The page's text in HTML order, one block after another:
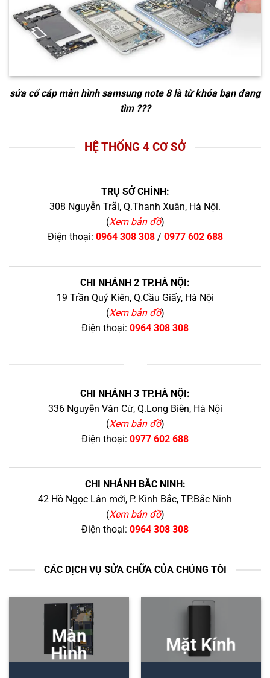
sửa cổ cáp màn hình samsung note 8là từ khóa bạn đang
tìm ???
HỆ THỐNG 4 CƠ SỞ
TRỤ SỞ CHÍNH:
308 Nguyễn Trãi, Q.Thanh Xuân, Hà Nội.
(Xem bản đồ)
Điện thoại: 0964 308 308/ 0977 602 688
CHI NHÁNH 2 TP.HÀ NỘI:
19 Trần Quý Kiên, Q.Cầu Giấy, Hà Nội
(Xem bản đồ)
Điện thoại: 0964 308 308
CHI NHÁNH 3 TP.HÀ NỘI:
336 Nguyễn Văn Cừ, Q.Long Biên, Hà Nội
(Xem bản đồ)
Điện thoại: 0977 602 688
CHI NHÁNH BẮC NINH:
42 Hồ Ngọc Lân mới, P. Kinh Bắc, TP.Bắc Ninh
(Xem bản đồ)
Điện thoại: 0964 308 308
CÁC DỊCH VỤ SỬA CHỮA CỦA CHÚNG TÔI
Màn
Hình
Mặt Kính